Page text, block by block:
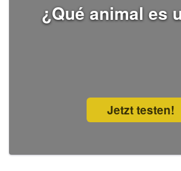
¿Qué animal es
Jetzt testen!